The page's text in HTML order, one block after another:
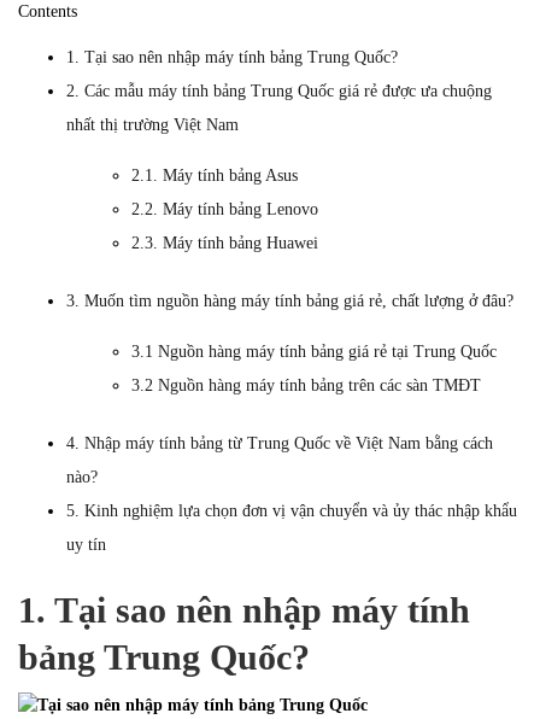
Contents
1. Tại sao nên nhập máy tính bảng Trung Quốc?
2. Các mẫu máy tính bảng Trung Quốc giá rẻ được ưa chuộng
nhất thị trường Việt Nam
2.1. Máy tính bảng Asus
2.2. Máy tính bảng Lenovo
2.3. Máy tính bảng Huawei
3. Muốn tìm nguồn hàng máy tính bảng giá rẻ, chất lượng ở đâu?
3.1 Nguồn hàng máy tính bảng giá rẻ tại Trung Quốc
3.2 Nguồn hàng máy tính bảng trên các sàn TMĐT
4. Nhập máy tính bảng từ Trung Quốc về Việt Nam bằng cách
nào?
5. Kinh nghiệm lựa chọn đơn vị vận chuyển và ủy thác nhập khẩu
uy tín
1. Tại sao nên nhập máy tính
bảng Trung Quốc?